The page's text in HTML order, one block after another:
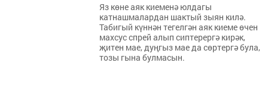
Яз көне аяк киеменә юлдагы
катнашмалардан шактый зыян килә.
Табигый күннән тегелгән аяк киеме өчен
махсус спрей алып сиптерергә кирәк,
җитен мае, дуңгыз мае да сөртергә була,
тозы гына булмасын.